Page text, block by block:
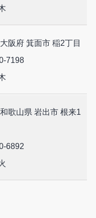
阪府 箕面市 稲2丁目
7198
歌山県 岩出市 根来1
6892